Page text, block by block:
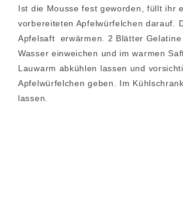
Ist die Mousse fest geworden, füllt ihr
vorbereiteten Apfelwürfelchen darauf.
Apfelsaft erwärmen. 2 Blätter Gelatine
Wasser einweichen und im warmen
Lauwarm abkühlen lassen und
Apfelwürfelchen geben. Im
lassen.